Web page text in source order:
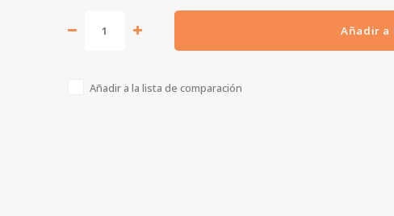
Añadir a
Añadir a la lista de comparación